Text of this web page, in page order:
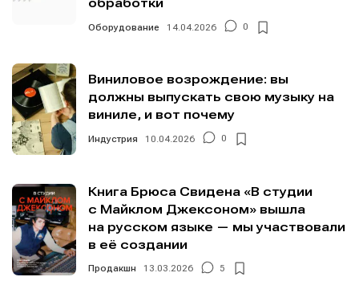
обработки
Оборудование 14.04.2026 0
Виниловое возрождение: вы
должны выпускать свою музыку на
виниле, и вот почему
Индустрия 10.04.2026 0
Книга Брюса Свидена «В студии
с Майклом Джексоном» вышла
на русском языке — мы участвовали
в её создании
Продакшн 13.03.2026 5